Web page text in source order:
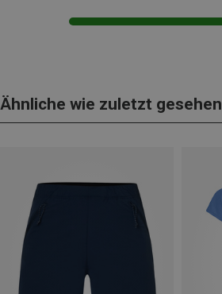
Ähnliche wie zuletzt gesehen